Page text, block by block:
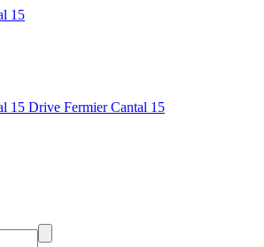
Drive Fermier Cantal 15